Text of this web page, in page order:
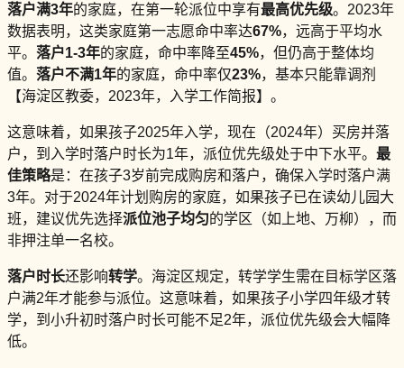
落户满3年的家庭，在第一轮派位中享有最高优先级。2023年
数据表明，这类家庭第一志愿命中率达67%，远高于平均水
平。 落户1-3年的家庭，命中率降至45%，但仍高于整体均
值。 落户不满1年的家庭，命中率仅23%，基本只能靠调剂
【海淀区教委，2023年，入学工作简报】。
这意味着，如果孩子2025年入学，现在（2024年）买房并落
户，到入学时落户时长为1年，派位优先级处于中下水平。 最
佳策略是：在孩子3岁前完成购房和落户，确保入学时落户满
3年。对于2024年计划购房的家庭，如果孩子已在读幼儿园大
班，建议优先选择派位池子均匀的学区（如上地、万柳），而
非押注单一名校。
落户时长还影响转学。海淀区规定，转学学生需在目标学区落
户满2年才能参与派位。这意味着，如果孩子小学四年级才转
学，到小升初时落户时长可能不足2年，派位优先级会大幅降
低。